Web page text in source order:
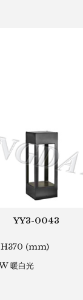
YY3-0043
(mm)
暖白光